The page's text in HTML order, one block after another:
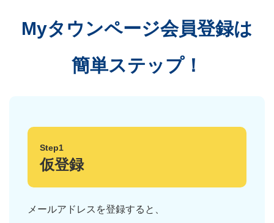
Myタウンページ会員登録は
簡単ステップ！
Step1
仮登録
メールアドレスを登録すると、